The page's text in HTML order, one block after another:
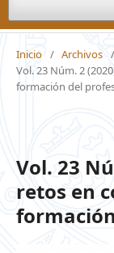
Inicio / Archivos /
Vol. 23 Núm. 2
formación del
Vol. 23
retos en